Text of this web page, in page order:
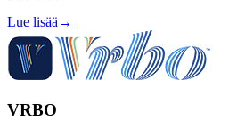
Lue lisää →
VRBO